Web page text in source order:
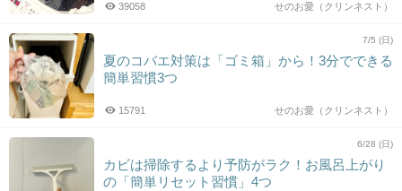
せのお愛（クリンネスト）
39058
7/5 (日)
夏のコバエ対策は「ゴミ箱」から！3分でできる
簡単習慣3つ
せのお愛（クリンネスト）
15791
6/28 (日)
カビは掃除するより予防がラク！お風呂上がり
の「簡単リセット習慣」4つ